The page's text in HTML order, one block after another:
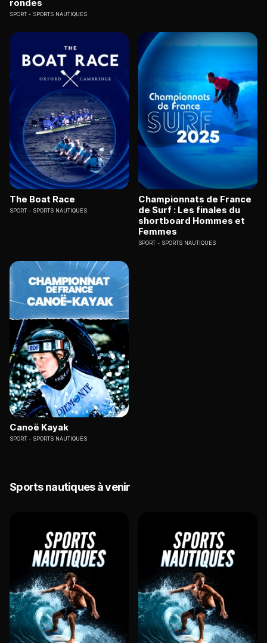
rondes
SPORT SPORTS NAUTIQUES
The Boat Race
SPORT SPORTS NAUTIQUES
Championnats de France
de Surf : Les finales du
shortboard Hommes et
Femmes
SPORT SPORTS NAUTIQUES
Canoë Kayak
SPORT SPORTS NAUTIQUES
Sports nautiques à venir